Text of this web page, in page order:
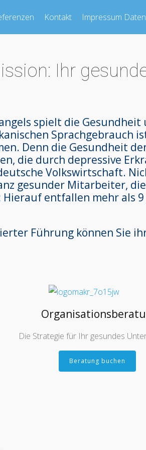
Kontakt Impressum
Ihr
spielt die
Sprachgebrauch
Denn die Gesundheit
die durch depressive
Volkswirtschaft.
gesunder Mitarbeiter,
entfallen mehr als
Führung können Sie
Die Strategie für Ihr gesundes
Beratung buchen